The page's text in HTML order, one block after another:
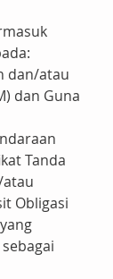
dan/atau
dan Guna
Tanda
atau
Obligasi